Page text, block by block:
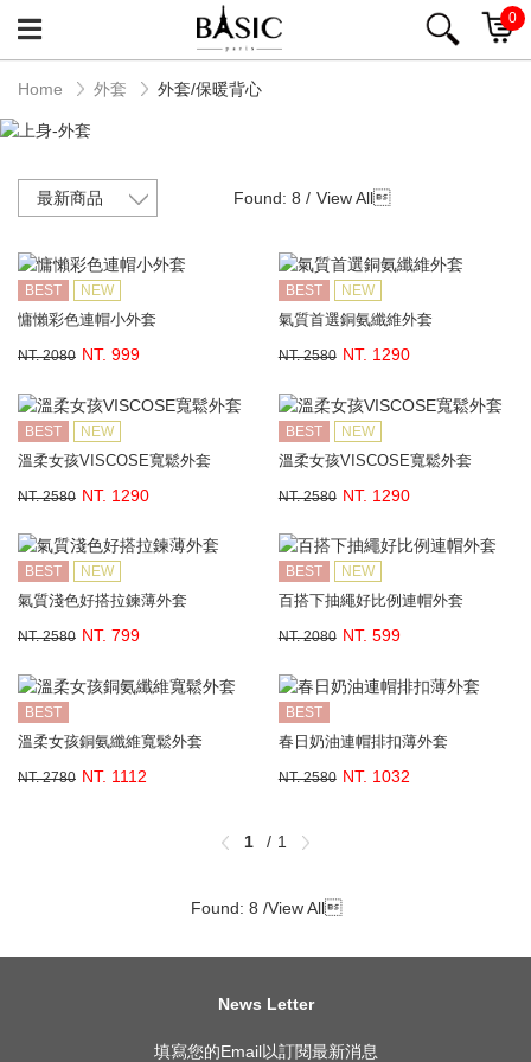
0
Home 外套 外套/保暖背心
Found: 8 / View All
BEST NEW
慵懶彩色連帽小外套
NT. 2080 NT. 999
BEST NEW
氣質首選銅氨纖維外套
NT. 2580 NT. 1290
BEST NEW
溫柔女孩VISCOSE寬鬆外套
NT. 2580 NT. 1290
BEST NEW
溫柔女孩VISCOSE寬鬆外套
NT. 2580 NT. 1290
BEST NEW
氣質淺色好搭拉鍊薄外套
NT. 2580 NT. 799
BEST NEW
百搭下抽繩好比例連帽外套
NT. 2080 NT. 599
BEST
溫柔女孩銅氨纖維寬鬆外套
NT. 2780 NT. 1112
BEST
春日奶油連帽排扣薄外套
NT. 2580 NT. 1032
1 1
Found: 8 /View All
News Letter
填寫您的Email以訂閱最新消息